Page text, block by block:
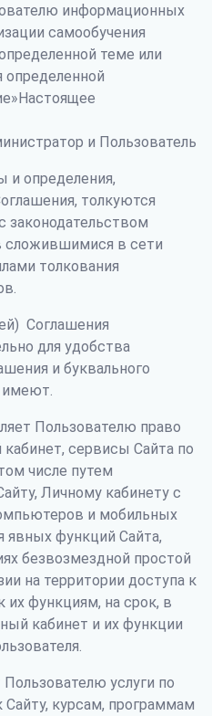
информационных
самообучения
теме или
определенной
и Пользователь
и определения,
толкуются
законодательством
сложившимися в сети
толкования
Соглашения
для удобства
и буквального
имеют.
Пользователю право
сервисы Сайта по
числе путем
Личному кабинету с
и мобильных
явных функций Сайта,
безвозмездной простой
на территории доступа к
их функциям, на срок, в
кабинет и их функции
услуги по
курсам, программам